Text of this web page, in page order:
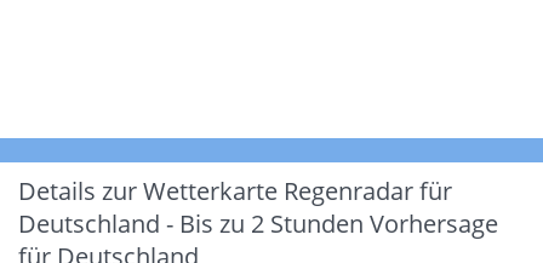
Details zur Wetterkarte Regenradar für
Deutschland - Bis zu 2 Stunden Vorhersage